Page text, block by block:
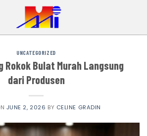
UNCATEGORIZED
Rokok Bulat Murah Langsung
dari Produsen
JUNE 2, 2026 BY CELINE GRADIN